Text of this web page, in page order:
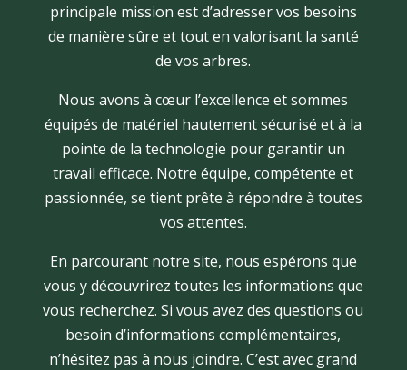
principale mission est d’adresser vos besoins
de manière sûre et tout en valorisant la santé
de vos arbres.
Nous avons à cœur l’excellence et sommes
équipés de matériel hautement sécurisé et à la
pointe de la technologie pour garantir un
travail efficace. Notre équipe, compétente et
passionnée, se tient prête à répondre à toutes
vos attentes.
En parcourant notre site, nous espérons que
vous y découvrirez toutes les informations que
vous recherchez. Si vous avez des questions ou
besoin d’informations complémentaires,
n’hésitez pas à nous joindre. C’est avec grand